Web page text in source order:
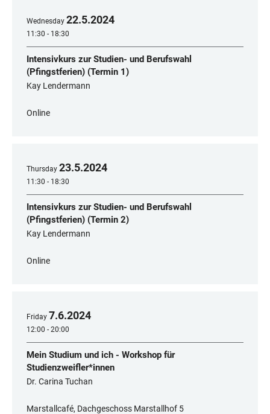
Wednesday 22.5.2024
11:30 - 18:30
Intensivkurs zur Studien- und Berufswahl
(Pfingstferien) (Termin 1)
Kay Lendermann
Online
Thursday 23.5.2024
11:30 - 18:30
Intensivkurs zur Studien- und Berufswahl
(Pfingstferien) (Termin 2)
Kay Lendermann
Online
Friday 7.6.2024
12:00 - 20:00
Mein Studium und ich - Workshop für
Studienzweifler*innen
Dr. Carina Tuchan
Marstallcafé, Dachgeschoss Marstallhof 5